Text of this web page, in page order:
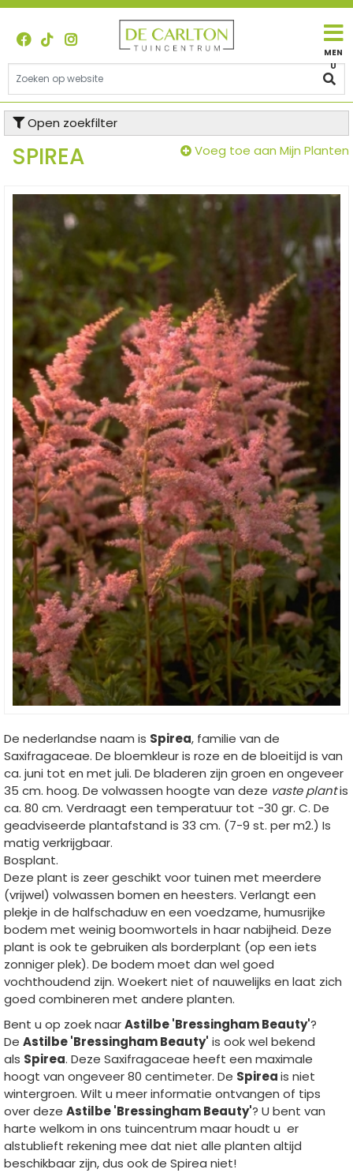
G
c
Open zoekfilter
SPIREA Voeg toe aan Mijn Planten
De nederlandse naam is Spirea, familie van de
Saxifragaceae. De bloemkleur is roze en de bloeitijd is van
ca. juni tot en met juli. De bladeren zijn groen en ongeveer
35 cm. hoog. De volwassen hoogte van deze vaste plantis
ca. 80 cm. Verdraagt een temperatuur tot -30 gr. C. De
geadviseerde plantafstand is 33 cm. (7-9 st. per m2.) Is
matig verkrijgbaar.
Bosplant.
Deze plant is zeer geschikt voor tuinen met meerdere
(vrijwel) volwassen bomen en heesters. Verlangt een
plekje in de halfschaduw en een voedzame, humusrijke
bodem met weinig boomwortels in haar nabijheid. Deze
plant is ook te gebruiken als borderplant (op een iets
zonniger plek). De bodem moet dan wel goed
vochthoudend zijn. Woekert niet of nauwelijks en laat zich
goed combineren met andere planten.
Bent u op zoek naarAstilbe 'Bressingham Beauty'?
De Astilbe 'Bressingham Beauty' is ook wel bekend
als Spirea. Deze Saxifragaceae heeft een maximale
hoogt van ongeveer 80 centimeter. De Spireais niet
wintergroen. Wilt u meer informatie ontvangen of tips
over deze Astilbe 'Bressingham Beauty'? U bent van
harte welkom in ons tuincentrum maar houdt u er
alstublieft rekening mee dat niet alle planten altijd
beschikbaar zijn, dus ook de Spirea niet!